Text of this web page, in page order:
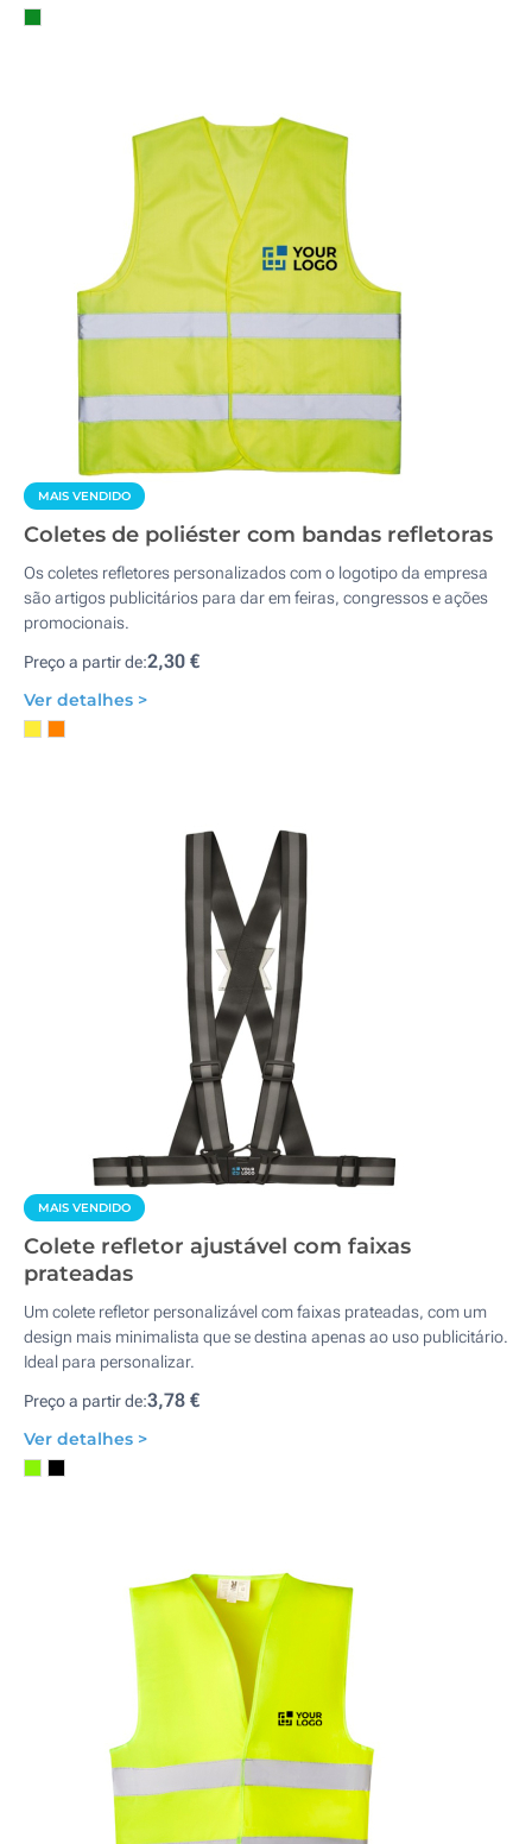
MAIS VENDIDO
Coletes de poliéster com bandas refletoras
Os coletes refletores personalizados com o logotipo da empresa
são artigos publicitários para dar em feiras, congressos e ações
promocionais.
Preço a partir de:2,30 €
Ver detalhes >
MAIS VENDIDO
Colete refletor ajustável com faixas
prateadas
Um colete refletor personalizável com faixas prateadas, com um
design mais minimalista que se destina apenas ao uso publicitário.
Ideal para personalizar.
Preço a partir de:3,78 €
Ver detalhes >